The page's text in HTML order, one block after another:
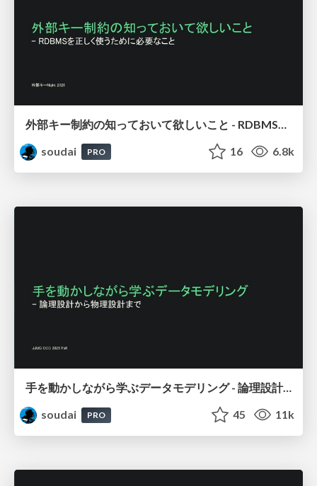
soudai
PRO 16 6.8k
手を動かしながら学ぶデータモデリング - 論理設計から物理設計まで / Data modeling
soudai
PRO 45 11k